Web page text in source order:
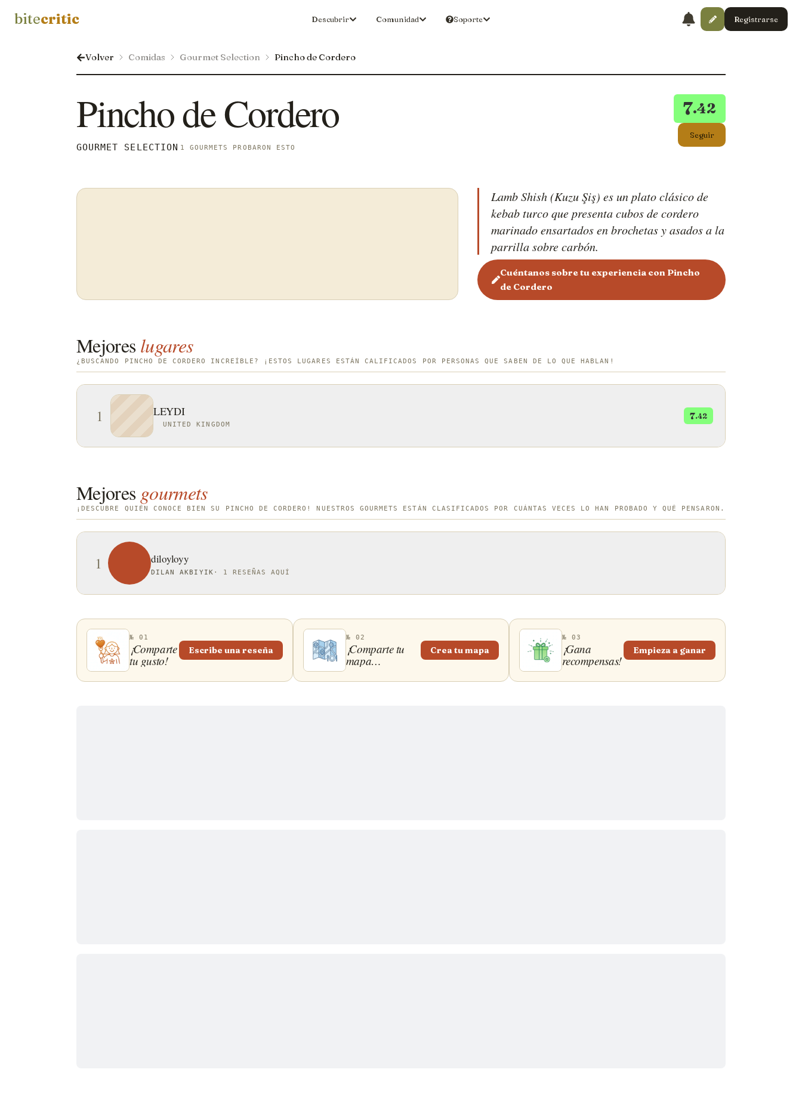
bitecritic Descubrir Comunidad Soporte Registrarse
Volver Comidas Gourmet Selection Pincho de Cordero
7.42
Seguir
Pincho de Cordero
GOURMET SELECTION 1 GOURMETS PROBARON ESTO
Lamb Shish (Kuzu Şiş) es un plato clásico de
kebab turco que presenta cubos de cordero
marinado ensartados en brochetas y asados a la
parrilla sobre carbón.
Cuéntanos sobre tu experiencia con Pincho
de Cordero
Mejores lugares
¿BUSCANDO PINCHO DE CORDERO INCREÍBLE? ¡ESTOS LUGARES ESTÁN CALIFICADOS POR PERSONAS QUE SABEN DE LO QUE HABLAN!
1 LEYDI
UNITED KINGDOM
7.42
Mejores gourmets
¡DESCUBRE QUIÉN CONOCE BIEN SU PINCHO DE CORDERO! NUESTROS GOURMETS ESTÁN CLASIFICADOS POR CUÁNTAS VECES LO HAN PROBADO Y QUÉ PENSARON.
1 diloyloyy
DILAN AKBIYIK · 1 RESEÑAS AQUÍ
№ 01
¡Comparte
tu gusto!
Escribe una reseña
№ 02
¡Comparte tu
mapa
gastronómico!
Crea tu mapa
№ 03
¡Gana
recompensas!
Empieza a ganar